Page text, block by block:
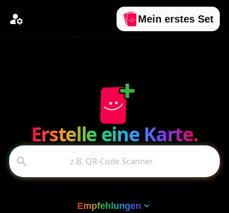
manage_accounts Mein erstes Set
Erstelle eine Karte.
z.B. QR-Code Scanner
Empfehlungen keyboard_arrow_down